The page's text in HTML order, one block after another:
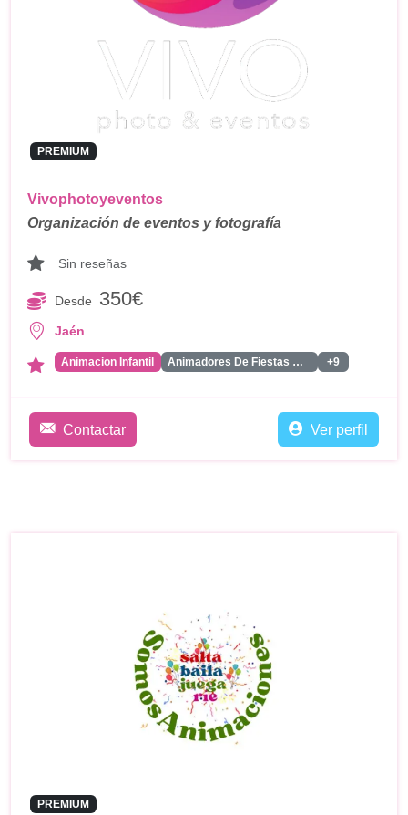
PREMIUM
Vivophotoyeventos
Organización de eventos y fotografía
Sin reseñas
Desde 350€
Jaén
Animacion Infantil Animadores De Fiestas Para Adultos +9
Contactar Ver perfil
PREMIUM